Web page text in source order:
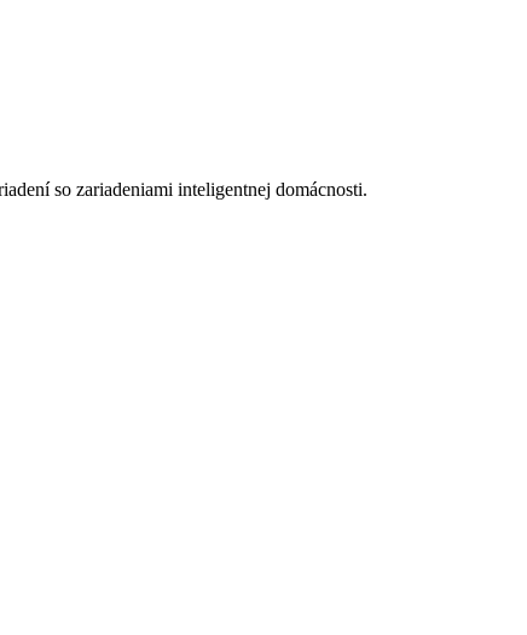
so zariadeniami inteligentnej domácnosti.